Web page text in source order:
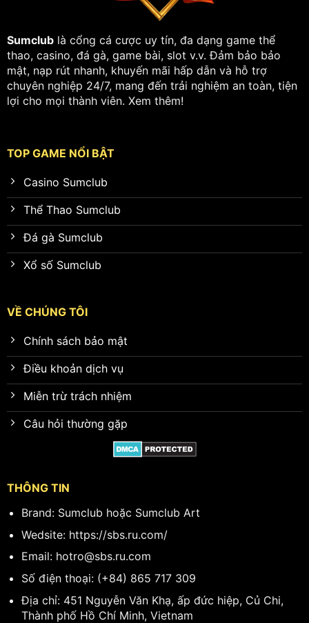
Sumclublà cổng cá cược uy tín, đa dạng game thể
thao, casino, đá gà, game bài, slot v.v. Đảm bảo bảo
mật, nạp rút nhanh, khuyến mãi hấp dẫn và hỗ trợ
chuyên nghiệp 24/7, mang đến trải nghiệm an toàn, tiện
lợi cho mọi thành viên. Xem thêm!
TOP GAME NỔI BẬT
Casino Sumclub
Thể Thao Sumclub
Đá gà Sumclub
Xổ số Sumclub
VỀ CHÚNG TÔI
Chính sách bảo mật
Điều khoản dịch vụ
Miễn trừ trách nhiệm
Câu hỏi thường gặp
THÔNG TIN
Brand: Sumclub hoặc Sumclub Art
Wedsite: https://sbs.ru.com/
Email: hotro@sbs.ru.com
Số điện thoại: (+84) 865 717 309
Địa chỉ: 451 Nguyễn Văn Khạ, ấp đức hiệp, Củ Chi,
Thành phố Hồ Chí Minh, Vietnam